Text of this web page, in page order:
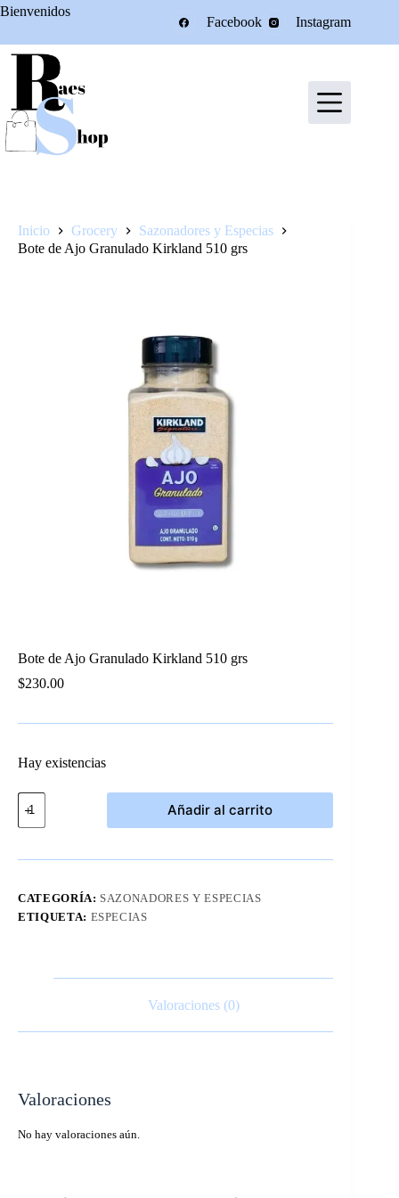
Saltar
Bienvenidos
Facebook Instagram
Inicio Grocery
Sazonadores y Especias
Bote de Ajo Granulado Kirkland 510 grs
Bote de Ajo Granulado Kirkland 510 grs
$230.00
Hay existencias
Bote
de
Ajo
Kirkland
cantidad
Añadir al carrito
CATEGORÍA: SAZONADORES Y ESPECIAS
ETIQUETA: ESPECIAS
Valoraciones (0)
Valoraciones
No hay valoraciones aún.